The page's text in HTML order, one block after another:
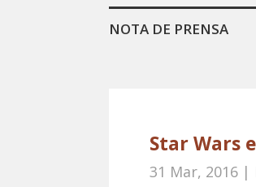
NOTA DE PRENSA
Star Wars
31 Mar, 2016 |